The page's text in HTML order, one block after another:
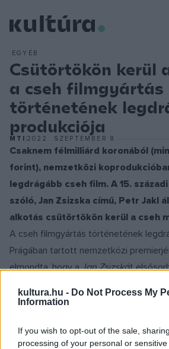
kultura.hu - Do Not Process My
Information
If you wish to opt-out of the sale,
processing of your personal or
EGYÉB
Csütörtökön kerül
a cseh filmgyártás
történetének
produkciója
MTI 2022. SZEPTEMBER 8.
Csaknem félmilliárd koronából
forint), nemzetközi
legdrágább cseh film. A 15.
szóló, Jan Zsizska című, Petr Jakl
alkotás csütörtökön kerül a cseh
A cseh filmgyártás történetének
Prágában tartott nemzetközi
elmondta, hogy aJan Zsizskát
tartja, és a cseh közönség számára
vetítésekkel kapcsolatban azt mondta,
cseh történelem egy nagyszerű